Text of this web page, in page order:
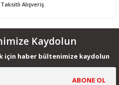
Taksitli Alışveriş
Kaydolun
için haber bültenimize kaydolun
ABONE OL